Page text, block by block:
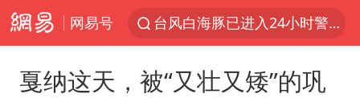
网易号
台风白海豚已进入24小时警戒线
戛纳这天，被“又壮又矮”的巩